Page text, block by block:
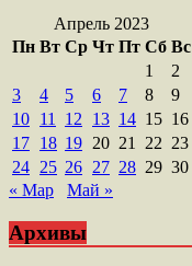
Апрель 2023
Пн Вт Ср Чт Пт Сб Вс
1
2
3
4 5 6 7 8
9
10 11 12 13 14 15 16
17 18 19 20 21 22 23
24 25 26 27 28 29 30
« Мар
Май »
Архивы